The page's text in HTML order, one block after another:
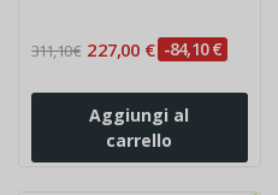
311,10 € 227,00 € -84,10 €
Aggiungi al
carrello